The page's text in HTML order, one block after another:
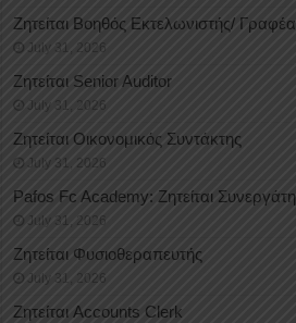
Ζητείται Βοηθός Εκτελωνιστής/
July 31, 2026
Ζητείται Senior Auditor
July 31, 2026
Ζητείται Οικονομικός Συντάκτης
July 31, 2026
Pafos Fc Academy: Ζητείται
July 31, 2026
Ζητείται Φυσιοθεραπευτής
July 31, 2026
Ζητείται Accounts Clerk